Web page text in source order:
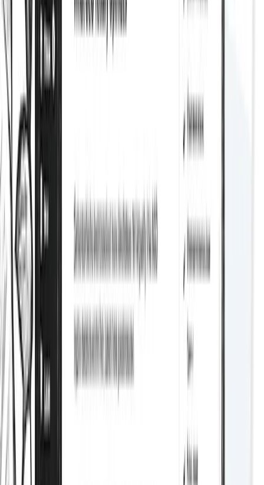
Redirecciones
Etiquetas hreflang